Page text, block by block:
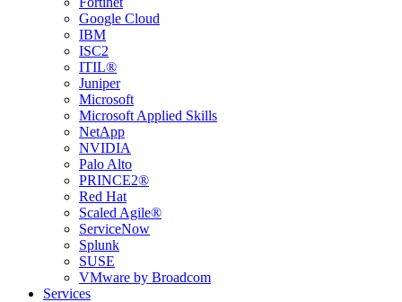
Google Cloud
IBM
ISC2
ITIL®
Juniper
Microsoft
Microsoft Applied Skills
NetApp
NVIDIA
Palo Alto
PRINCE2®
Red Hat
Scaled Agile®
ServiceNow
Splunk
SUSE
VMware by Broadcom
Services